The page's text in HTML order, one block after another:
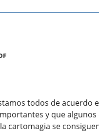
todos de acuerdo
y que algunos
cartomagia se